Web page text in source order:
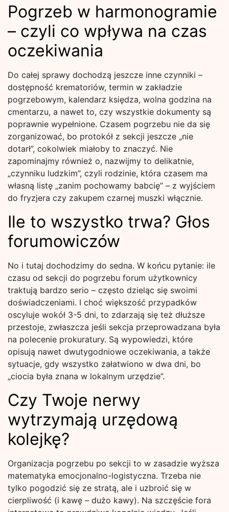
Pogrzeb w harmonogramie
– czyli co wpływa na czas
oczekiwania
Do całej sprawy dochodzą jeszcze inne czynniki –
dostępność krematoriów, termin w zakładzie
pogrzebowym, kalendarz księdza, wolna godzina na
cmentarzu, a nawet to, czy wszystkie dokumenty są
poprawnie wypełnione. Czasem pogrzebu nie da się
zorganizować, bo protokół z sekcji jeszcze „nie
dotarł”, cokolwiek miałoby to znaczyć. Nie
zapominajmy również o, nazwijmy to delikatnie,
„czynniku ludzkim”, czyli rodzinie, która czasem ma
własną listę „zanim pochowamy babcię” – z wyjściem
do fryzjera czy zakupem czarnej muszki włącznie.
Ile to wszystko trwa? Głos
forumowiczów
No i tutaj dochodzimy do sedna. W końcu pytanie: ile
czasu od sekcji do pogrzebu forum użytkownicy
traktują bardzo serio – często dzieląc się swoimi
doświadczeniami. I choć większość przypadków
oscyluje wokół 3-5 dni, to zdarzają się też dłuższe
przestoje, zwłaszcza jeśli sekcja przeprowadzana była
na polecenie prokuratury. Są wypowiedzi, które
opisują nawet dwutygodniowe oczekiwania, a także
sytuacje, gdy wszystko załatwiono w dwa dni, bo
„ciocia była znana w lokalnym urzędzie”.
Czy Twoje nerwy
wytrzymają urzędową
kolejkę?
Organizacja pogrzebu po sekcji to w zasadzie wyższa
matematyka emocjonalno-logistyczna. Trzeba nie
tylko pogodzić się ze stratą, ale i uzbroić się w
cierpliwość (i kawę – dużo kawy). Na szczęście fora